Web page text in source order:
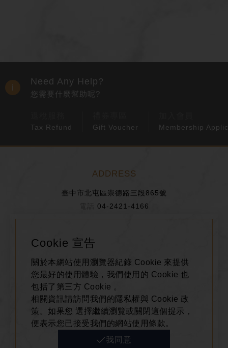
Cookie 宣告
關於本網站使用瀏覽器紀錄 Cookie 來提供
您最好的使用體驗，我們使用的 Cookie 也
包括了第三方 Cookie 。
相關資訊請訪問我們的隱私權與 Cookie 政
策。如果您 選擇繼續瀏覽或關閉這個提示，
便表示您已接受我們的網站使用條款。
我同意
Need Any Help?
您需要什麼幫助呢?
Tax Refund Gift Voucher Membership
ADDRESS
臺中市北屯區崇德路三段865號
04-2421-4166
0800-611-688
BUSINESS HOURS
週ㄧ～週日： 11:00~22:00
FOLLOW US